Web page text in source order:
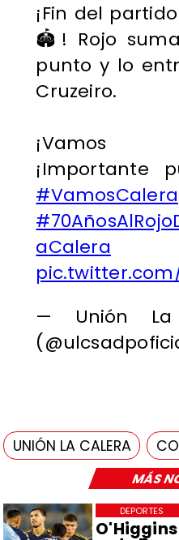
MÁS
DEPORTES
¡Fin del
🏟️! Rojo
punto y lo
Cruzeiro.
¡Vamos
¡Importante
#VamosCalera
aCalera
pic.twitter.com/
— Unión La
UNIÓN LA CALERA